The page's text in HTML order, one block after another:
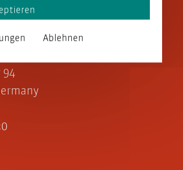
94
Ablehnen